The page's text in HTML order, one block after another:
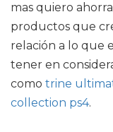
mas quiero
productos que
relación a lo que
tener en
como trine
collection ps4.